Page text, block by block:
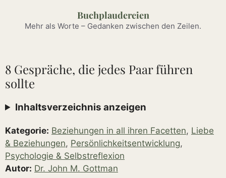
springen
Buchplaudereien
Mehr als Worte – Gedanken zwischen den Zeilen.
8 Gespräche, die jedes Paar führen
sollte
Inhaltsverzeichnis anzeigen
Kategorie: Beziehungen in all ihren Facetten, Liebe
& Beziehungen, Persönlichkeitsentwicklung,
Psychologie & Selbstreflexion
Autor: Dr. John M. Gottman